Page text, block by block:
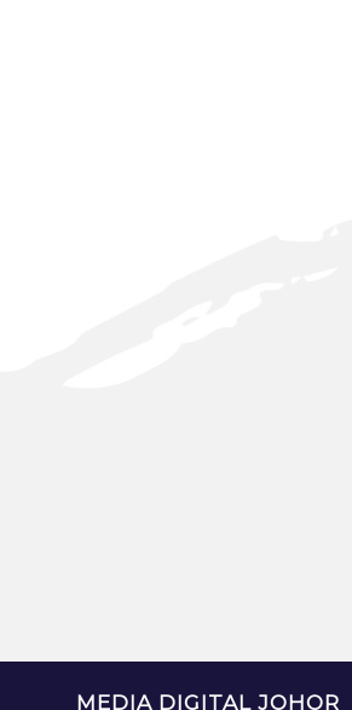
MEDIA DIGITAL JOHOR